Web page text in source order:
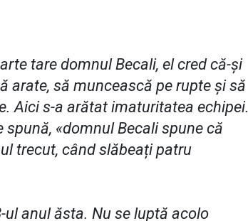
tare domnul Becali, el cred că-și
arate, să muncească pe rupte și să
Aici s-a arătat imaturitatea echipei.
«domnul Becali spune că
trecut, când slăbeați patru
ul anul ăsta. Nu se luptă acolo